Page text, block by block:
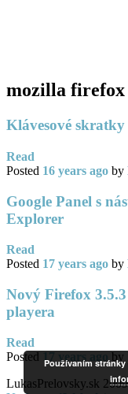
mozilla firefox
Klávesové
Read
Posted 16 years ago by
Google Panel s
Explorer
Read
Posted 17 years ago by
Nový Firefox
playera
Read
Posted
by
LukasPrelovsky.sk
Používaním